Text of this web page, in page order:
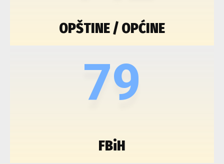
OPŠTINE / OPĆINE
79
FBiH